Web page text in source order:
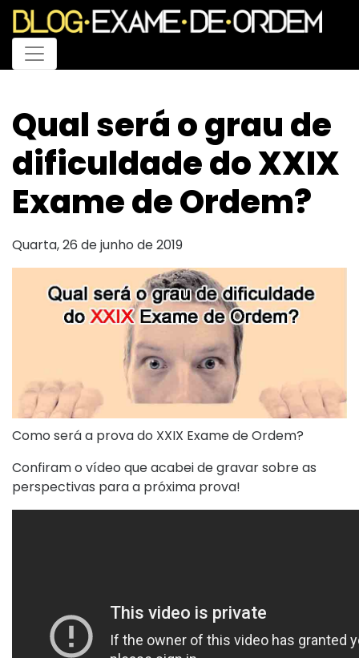
Menu
Qual será o grau de
dificuldade do XXIX
Exame de Ordem?
Quarta, 26 de junho de 2019
Como será a prova do XXIX Exame de Ordem?
Confiram o vídeo que acabei de gravar sobre as
perspectivas para a próxima prova!